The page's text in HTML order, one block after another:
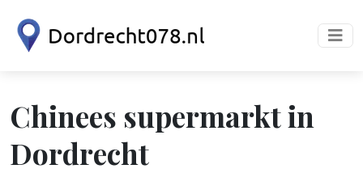
Chinees supermarkt in
Dordrecht